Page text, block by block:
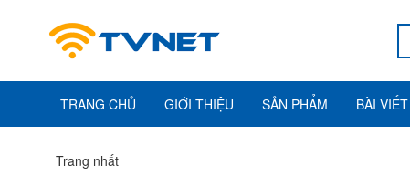
TRANG CHỦ GIỚI THIỆU SẢN PHẨM BÀI VIẾT
Trang nhất